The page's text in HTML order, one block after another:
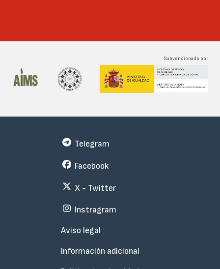
Subvencionado por
Subfooter
Telegram
Facebook
X - Twitter
Instragram
Aviso legal
Información adicional